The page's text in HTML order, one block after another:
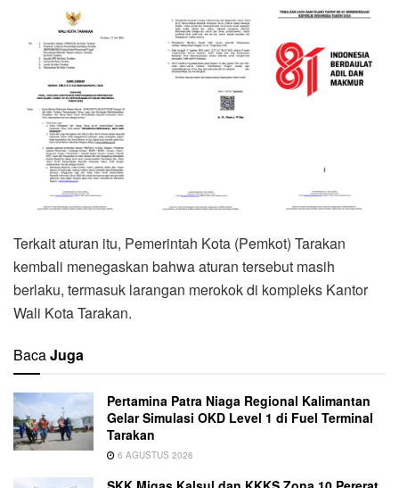
Terkait aturan itu, Pemerintah Kota (Pemkot) Tarakan
kembali menegaskan bahwa aturan tersebut masih
berlaku, termasuk larangan merokok di kompleks Kantor
Wali Kota Tarakan.
BacaJuga
Pertamina Patra Niaga Regional Kalimantan
Gelar Simulasi OKD Level 1 di Fuel Terminal
Tarakan
6 AGUSTUS 2026